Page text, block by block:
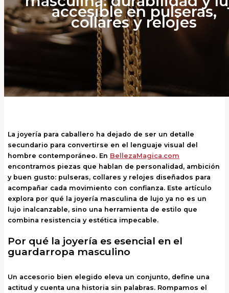
accesible en pulseras,
collares y relojes
La joyería para caballero ha dejado de ser un detalle
secundario para convertirse en el lenguaje visual del
hombre contemporáneo. En BellezaMagica.com
encontramos piezas que hablan de personalidad, ambición
y buen gusto: pulseras, collares y relojes diseñados para
acompañar cada movimiento con confianza. Este artículo
explora por qué la joyería masculina de lujo ya no es un
lujo inalcanzable, sino una herramienta de estilo que
combina resistencia y estética impecable.
Por qué la joyería es esencial en el
guardarropa masculino
Un accesorio bien elegido eleva un conjunto, define una
actitud y cuenta una historia sin palabras. Rompamos el